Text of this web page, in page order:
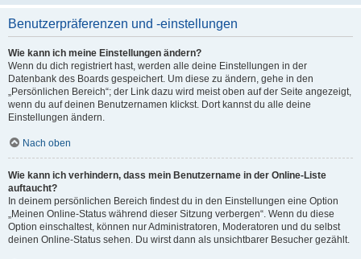
Benutzerpräferenzen und -einstellungen
Wie kann ich meine Einstellungen ändern?
Wenn du dich registriert hast, werden alle deine Einstellungen in der
Datenbank des Boards gespeichert. Um diese zu ändern, gehe in den
„Persönlichen Bereich“; der Link dazu wird meist oben auf der Seite angezeigt,
wenn du auf deinen Benutzernamen klickst. Dort kannst du alle deine
Einstellungen ändern.
Nach oben
Wie kann ich verhindern, dass mein Benutzername in der Online-Liste
auftaucht?
In deinem persönlichen Bereich findest du in den Einstellungen eine Option
„Meinen Online-Status während dieser Sitzung verbergen“. Wenn du diese
Option einschaltest, können nur Administratoren, Moderatoren und du selbst
deinen Online-Status sehen. Du wirst dann als unsichtbarer Besucher gezählt.